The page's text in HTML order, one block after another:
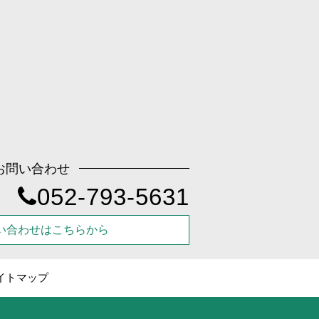
問い合わせ
052-793-5631
合わせはこちらから
トマップ